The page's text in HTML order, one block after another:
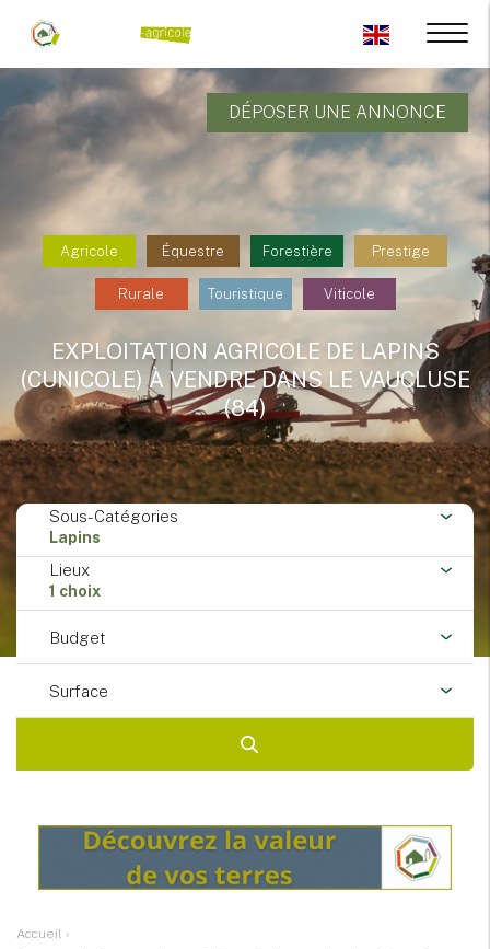
DÉPOSER UNE ANNONCE
Agricole Équestre Forestière Prestige
Rurale Touristique Viticole
EXPLOITATION AGRICOLE DE LAPINS
(CUNICOLE) À VENDRE DANS LE VAUCLUSE
(84)
Sous-Catégories
Lapins
Lieux
1 choix
Budget
Surface
Accueil ›